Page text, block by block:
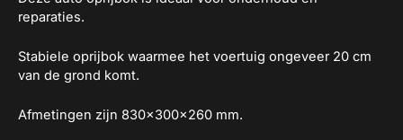
reparaties.
Stabiele oprijbok waarmee het voertuig ongeveer 20 cm
van de grond komt.
Afmetingen zijn 830x300x260 mm.